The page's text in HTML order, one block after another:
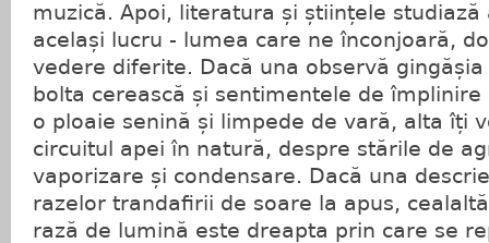
muzică. Apoi, literatura și științele studiază
același lucru - lumea care ne înconjoară,
vedere diferite. Dacă una observă
bolta cerească și sentimentele de
o ploaie senină și limpede de vară, alta îți
circuitul apei în natură, despre stările de
vaporizare și condensare. Dacă una
razelor trandafirii de soare la apus,
rază de lumină este dreapta prin care se